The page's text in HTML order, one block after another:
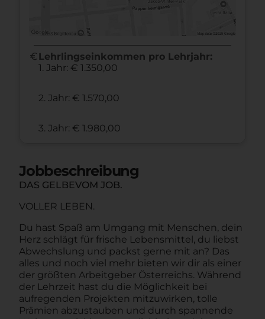
euro Lehrlingseinkommen pro Lehrjahr:
1. Jahr: € 1.350,00
2. Jahr: € 1.570,00
3. Jahr: € 1.980,00
Jobbeschreibung
DAS GELBEVOM JOB.
VOLLER LEBEN.
Du hast Spaß am Umgang mit Menschen, dein
Herz schlägt für frische Lebensmittel, du liebst
Abwechslung und packst gerne mit an? Das
alles und noch viel mehr bieten wir dir als einer
der größten Arbeitgeber Österreichs. Während
der Lehrzeit hast du die Möglichkeit bei
aufregenden Projekten mitzuwirken, tolle
Prämien abzustauben und durch spannende